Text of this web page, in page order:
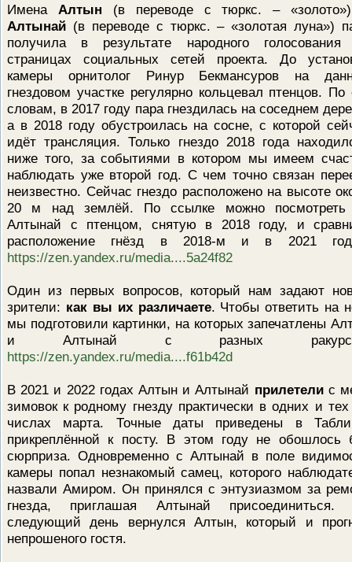
Имена Алтын (в переводе с тюркс. –
Алтынай (в переводе с тюркс. – «золотая луна»)
получила в результате народного
страницах социальных сетей проекта. До
камеры орнитолог Ринур Бекмансуров на
гнездовом участке регулярно кольцевал птенцов. По
словам, в 2017 году пара гнездилась на соседнем
а в 2018 году обустроилась на сосне, с которой
идёт трансляция. Только гнездо 2018 года
ниже того, за событиями в котором мы имеем
наблюдать уже второй год. С чем точно связан
неизвестно. Сейчас гнездо расположено на высоте
20 м над землёй. По ссылке можно посмотреть
Алтынай с птенцом, снятую в 2018 году, и
расположение гнёзд в 2018-м и в 2021
https://zen.yandex.ru/media....5a24f82
Один из первых вопросов, который нам задают
зрители: как вы их различаете. Чтобы ответить на
мы подготовили картинки, на которых запечатлены
и Алтынай с разных
https://zen.yandex.ru/media....f61b42d
В 2021 и 2022 годах Алтын и Алтынай прилетели с
зимовок к родному гнезду практически в одних и
числах марта. Точные даты приведены в
прикреплённой к посту. В этом году не обошлось
сюрприза. Одновременно с Алтынай в поле
камеры попал незнакомый самец, которого
назвали Амиром. Он принялся с энтузиазмом за
гнезда, приглашая Алтынай присоединиться.
следующий день вернулся Алтын, который и
непрошеного гостя.